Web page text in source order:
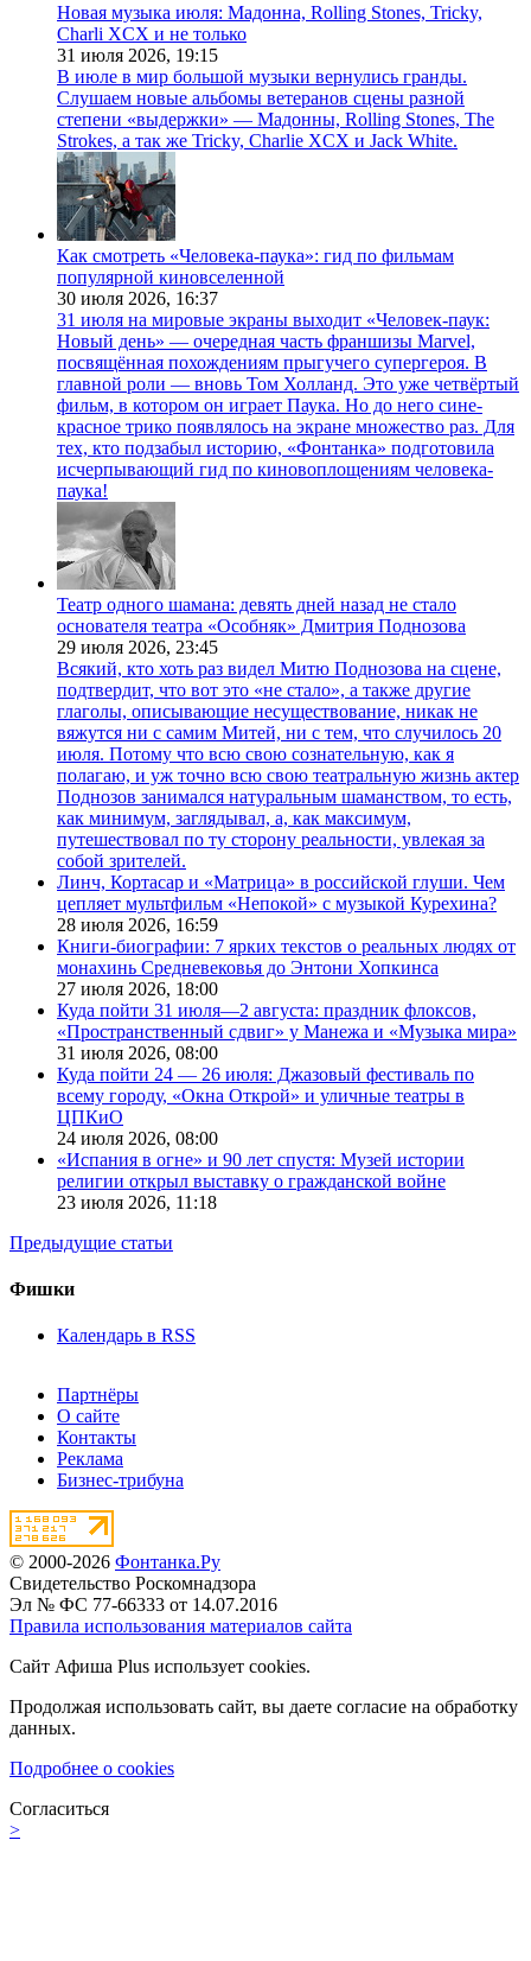
Новая музыка июля: Мадонна, Rolling Stones, Tricky,
Charli XCX и не только
31 июля 2026, 19:15
В июле в мир большой музыки вернулись гранды.
Слушаем новые альбомы ветеранов сцены разной
степени «выдержки» — Мадонны, Rolling Stones, The
Strokes, а так же Tricky, Charlie XCX и Jack White.
Как смотреть «Человека-паука»: гид по фильмам
популярной киновселенной
30 июля 2026, 16:37
31 июля на мировые экраны выходит «Человек-паук:
Новый день» — очередная часть франшизы Marvel,
посвящённая похождениям прыгучего супергероя. В
главной роли — вновь Том Холланд. Это уже четвёртый
фильм, в котором он играет Паука. Но до него сине-
красное трико появлялось на экране множество раз. Для
тех, кто подзабыл историю, «Фонтанка» подготовила
исчерпывающий гид по киновоплощениям человека-
паука!
Театр одного шамана: девять дней назад не стало
основателя театра «Особняк» Дмитрия Поднозова
29 июля 2026, 23:45
Всякий, кто хоть раз видел Митю Поднозова на сцене,
подтвердит, что вот это «не стало», а также другие
глаголы, описывающие несуществование, никак не
вяжутся ни с самим Митей, ни с тем, что случилось 20
июля. Потому что всю свою сознательную, как я
полагаю, и уж точно всю свою театральную жизнь актер
Поднозов занимался натуральным шаманством, то есть,
как минимум, заглядывал, а, как максимум,
путешествовал по ту сторону реальности, увлекая за
собой зрителей.
Линч, Кортасар и «Матрица» в российской глуши. Чем
цепляет мультфильм «Непокой» с музыкой Курехина?
28 июля 2026, 16:59
Книги-биографии: 7 ярких текстов о реальных людях от
монахинь Средневековья до Энтони Хопкинса
27 июля 2026, 18:00
Куда пойти 31 июля—2 августа: праздник флоксов,
«Пространственный сдвиг» у Манежа и «Музыка мира»
31 июля 2026, 08:00
Куда пойти 24 — 26 июля: Джазовый фестиваль по
всему городу, «Окна Открой» и уличные театры в
ЦПКиО
24 июля 2026, 08:00
«Испания в огне» и 90 лет спустя: Музей истории
религии открыл выставку о гражданской войне
23 июля 2026, 11:18
Предыдущие статьи
Фишки
Календарь в RSS
Партнёры
О сайте
Контакты
Реклама
Бизнес-трибуна
© 2000-2026 Фонтанка.Ру
Свидетельство Роскомнадзора
Эл № ФС 77-66333 от 14.07.2016
Правила использования материалов сайта
Сайт Афиша Plus использует cookies.
Продолжая использовать сайт, вы даете согласие на обработку
данных.
Подробнее о cookies
Согласиться
>